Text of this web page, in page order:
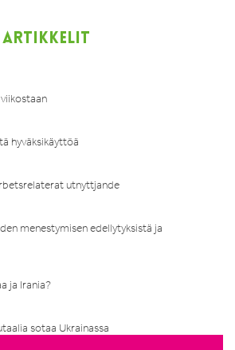
hyväksikäyttöä
utnyttjande
menestymisen edellytyksistä ja
ja Irania?
sotaa Ukrainassa